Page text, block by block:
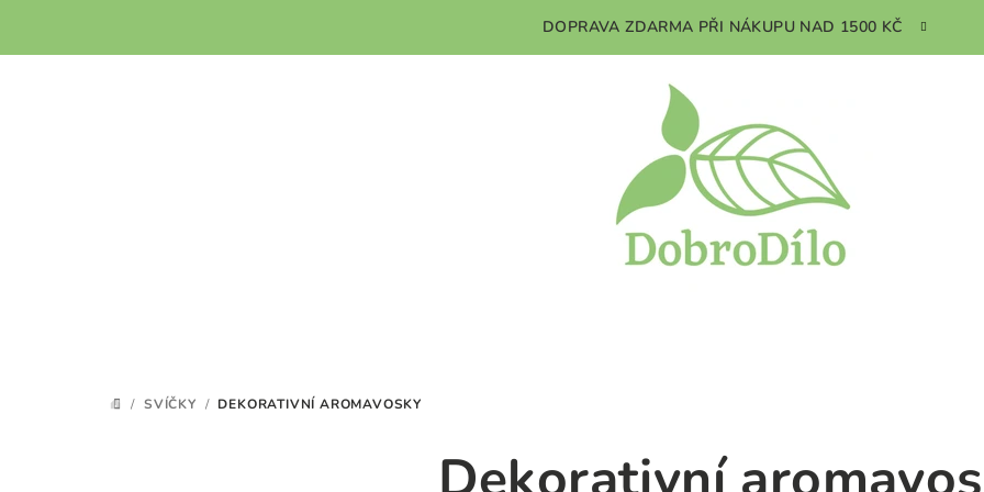
DOPRAVA ZDARMA PŘI NÁKUPU NAD 1500 KČ
DOMŮ
/ SVÍČKY / DEKORATIVNÍ AROMAVOSKY